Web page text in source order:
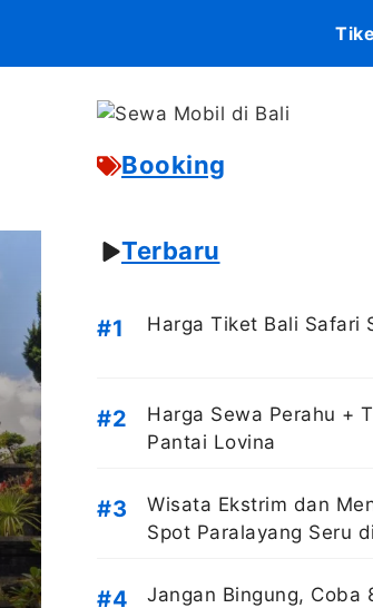
Booking
Terbaru
Harga Tiket Bali Safari
Harga Sewa Perahu +
Pantai Lovina
Wisata Ekstrim dan
Spot Paralayang Seru
Jangan Bingung, Coba